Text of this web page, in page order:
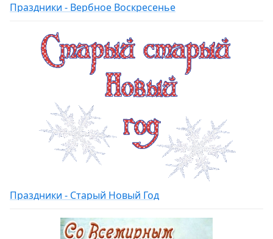
Праздники - Вербное Воскресенье
Праздники - Старый Новый Год